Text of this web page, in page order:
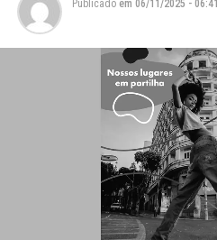
Publicado em 06/11/2025 - 06:41